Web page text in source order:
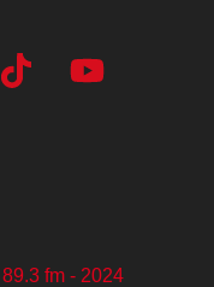
fm - 2024